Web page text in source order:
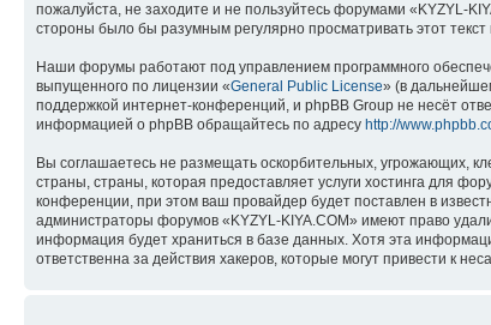
пожалуйста, не заходите и не пользуйтесь форумами «KYZYL-
стороны было бы разумным регулярно просматривать этот
Наши форумы работают под управлением программного
выпущенного по лицензии «General Public License» (в
поддержкой интернет-конференций, и phpBB Group не несёт
информацией о phpBB обращайтесь по адресу http://
Вы соглашаетесь не размещать оскорбительных, угрожающих,
страны, страны, которая предоставляет услуги хостинга для
конференции, при этом ваш провайдер будет поставлен в
администраторы форумов «KYZYL-KIYA.COM» имеют право
информация будет храниться в базе данных. Хотя эта
ответственна за действия хакеров, которые могут привести к